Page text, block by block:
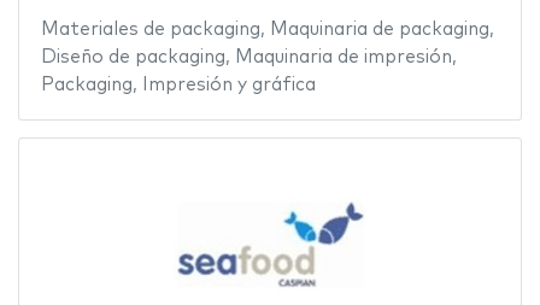
Materiales de packaging, Maquinaria de packaging,
Diseño de packaging, Maquinaria de impresión,
Packaging, Impresión y gráfica